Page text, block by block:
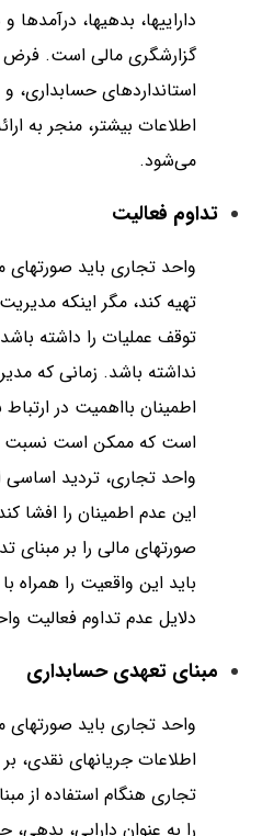
داراییها، بدهیها، درآمدها
گزارشگری مالی است. فرض
استانداردهای حسابداری، و
اطلاعات بیشتر، منجر به
می‌شود.
تداوم فعالیت
واحد تجاری باید صورتهای
تهیه کند، مگر اینکه
توقف عملیات را داشته باشد
نداشته باشد. زمانی که
اطمینان بااهمیت در ارتباط
است که ممکن است نسبت به
واحد تجاری، تردید اساسی
این عدم اطمینان را افشا
صورتهای مالی را بر مبنای
باید این واقعیت را همراه
دلایل عدم تداوم فعالیت
مبنای تعهدی حسابداری
واحد تجاری باید صورتهای
اطلاعات جریانهای نقدی، بر
تجاری هنگام استفاده از
را به عنوان دارایی، بدهی،